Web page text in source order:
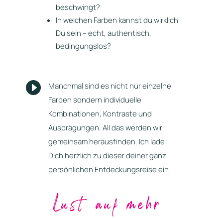
beschwingt?
In welchen Farben kannst du wirklich
Du sein – echt, authentisch,
bedingungslos?

Manchmal sind es nicht nur einzelne
Farben sondern individuelle
Kombinationen, Kontraste und
Ausprägungen. All das werden wir
gemeinsam herausfinden. Ich lade
Dich herzlich zu dieser deiner ganz
persönlichen Entdeckungsreise ein.
Lust auf mehr